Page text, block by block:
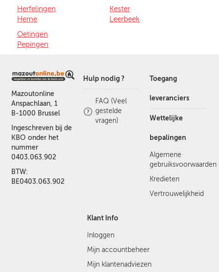
Herfelingen
Herne
Kester
Leerbeek
Oetingen
Pepingen
Mazoutonline
Anspachlaan, 1
B-1000 Brussel
Ingeschreven bij de
KBO onder het
nummer
0403.063.902
BTW:
BE0403.063.902
Hulp nodig ?
FAQ (Veel
gestelde
vragen)
Toegang
leveranciers
Wettelijke
bepalingen
Algemene
gebruiksvoorwaarden
Kredieten
Vertrouwelijkheid
Klant Info
Inloggen
Mijn accountbeheer
Mijn klantenadviezen